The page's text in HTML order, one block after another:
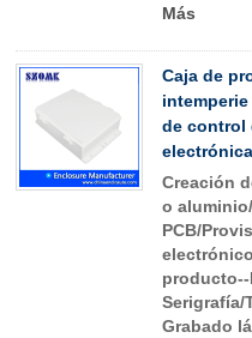
Más
Caja de
de control
Creación
o
PCB/
producto--
Serigrafía/
Grabado